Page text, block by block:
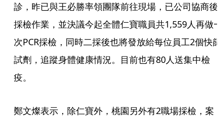
診，昨已與王必勝率領團隊前往現場，已公司協商後
採檢作業，並決議今起全體仁寶職員共1,559人再做
次PCR採檢，同時二採後也將發放給每位員工2個快篩
試劑，追蹤身體健康情況。目前也有80人送集中檢
疫。
鄭文燦表示，除仁寶外，桃園另外有2職場採檢，案